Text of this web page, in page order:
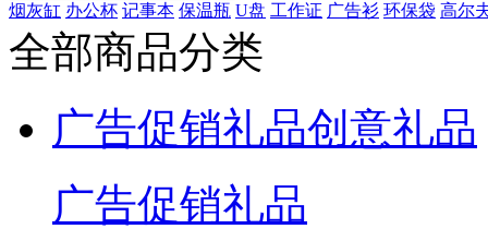
烟灰缸 办公杯 记事本 保温瓶 U盘 工作证 广告衫 环保袋 高尔
全部商品分类
广告促销礼品创意礼品
广告促销礼品